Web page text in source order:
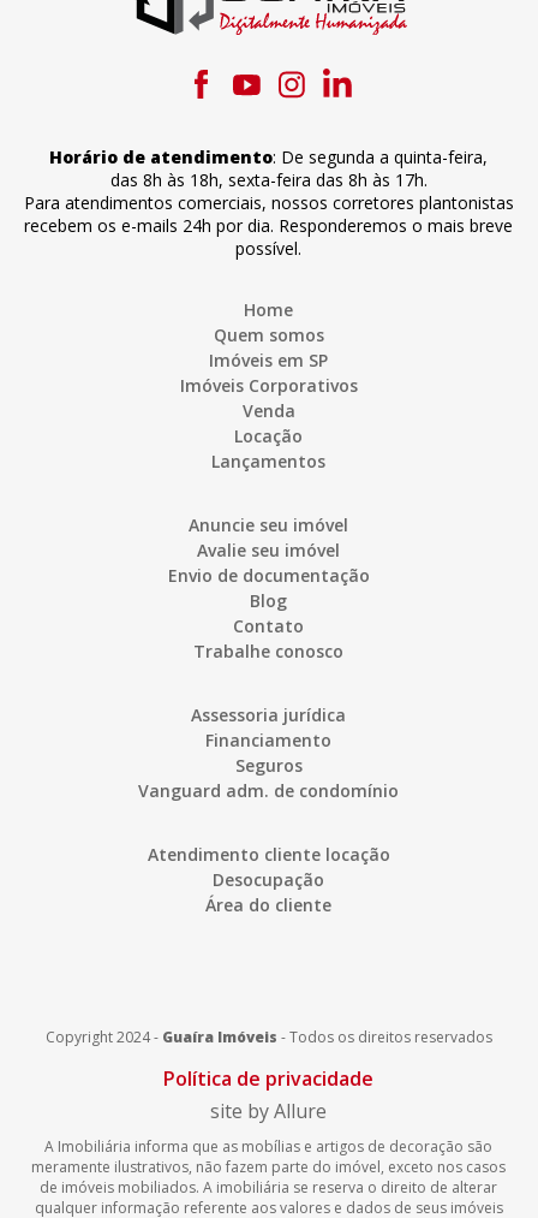
Horário de atendimento: De segunda a quinta-feira,
das 8h às 18h, sexta-feira das 8h às 17h.
Para atendimentos comerciais, nossos corretores plantonistas
recebem os e-mails 24h por dia. Responderemos o mais breve
possível.
Home
Quem somos
Imóveis em SP
Imóveis Corporativos
Venda
Locação
Lançamentos
Anuncie seu imóvel
Avalie seu imóvel
Envio de documentação
Blog
Contato
Trabalhe conosco
Assessoria jurídica
Financiamento
Seguros
Vanguard adm. de condomínio
Atendimento cliente locação
Desocupação
Área do cliente
Copyright 2024 - Guaíra Imóveis -Todos os direitos reservados
Política de privacidade
site by Allure
A Imobiliária informa que as mobílias e artigos de decoração são
meramente ilustrativos, não fazem parte do imóvel, exceto nos casos
de imóveis mobiliados. A imobiliária se reserva o direito de alterar
qualquer informação referente aos valores e dados de seus imóveis